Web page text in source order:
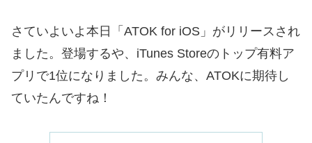
さていよいよ本日「ATOK for iOS」がリリースされ
ました。登場するや、iTunes Storeのトップ有料ア
プリで1位になりました。みんな、ATOKに期待し
ていたんですね！